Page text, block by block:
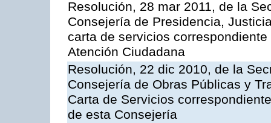
Resolución, 28 mar 2011, de la
Consejería de Presidencia,
carta de servicios
Atención Ciudadana
Resolución, 22 dic 2010, de la
Consejería de Obras Públicas y
Carta de Servicios
de esta Consejería